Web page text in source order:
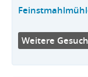
Weitere